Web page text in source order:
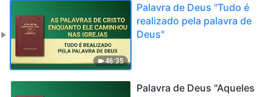
46:35
Palavra de Deus "Tudo é
realizado pela palavra de
Deus"
Palavra de Deus "Aqueles